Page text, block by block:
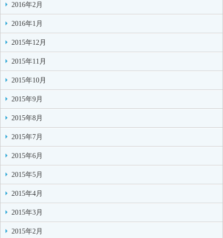
2016年2月
2016年1月
2015年12月
2015年11月
2015年10月
2015年9月
2015年8月
2015年7月
2015年6月
2015年5月
2015年4月
2015年3月
2015年2月